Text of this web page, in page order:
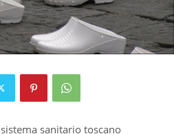
sanitario toscano